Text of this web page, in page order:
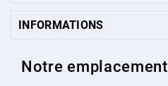
INFORMATIONS
Notre emplacement